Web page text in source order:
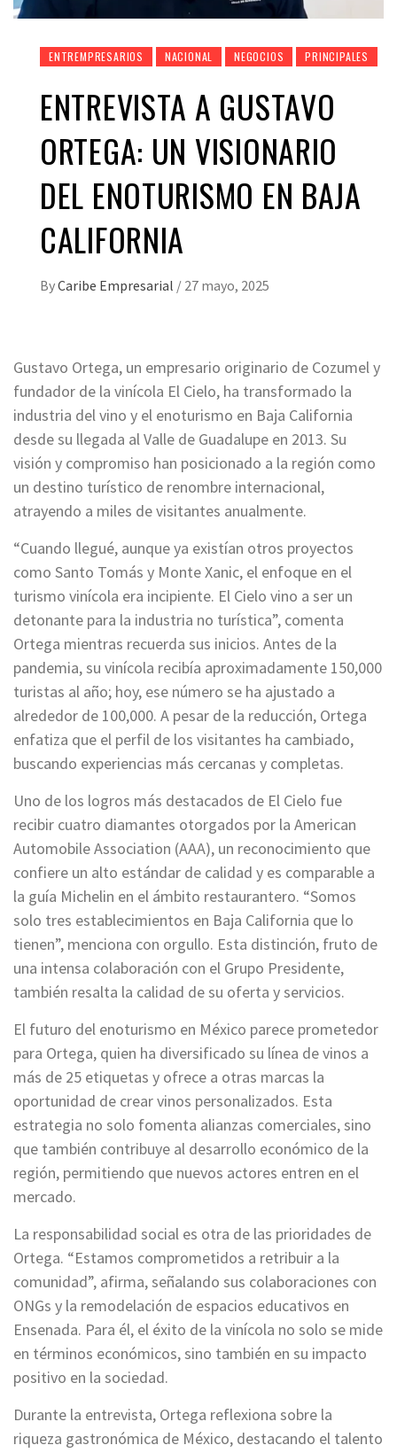
ENTREMPRESARIOS NACIONAL NEGOCIOS PRINCIPALES
ENTREVISTA A GUSTAVO
ORTEGA: UN VISIONARIO
DEL ENOTURISMO EN BAJA
CALIFORNIA
ByCaribe Empresarial / 27 mayo, 2025
Gustavo Ortega, un empresario originario de Cozumel y
fundador de la vinícola El Cielo, ha transformado la
industria del vino y el enoturismo en Baja California
desde su llegada al Valle de Guadalupe en 2013. Su
visión y compromiso han posicionado a la región como
un destino turístico de renombre internacional,
atrayendo a miles de visitantes anualmente.
“Cuando llegué, aunque ya existían otros proyectos
como Santo Tomás y Monte Xanic, el enfoque en el
turismo vinícola era incipiente. El Cielo vino a ser un
detonante para la industria no turística”, comenta
Ortega mientras recuerda sus inicios. Antes de la
pandemia, su vinícola recibía aproximadamente 150,000
turistas al año; hoy, ese número se ha ajustado a
alrededor de 100,000. A pesar de la reducción, Ortega
enfatiza que el perfil de los visitantes ha cambiado,
buscando experiencias más cercanas y completas.
Uno de los logros más destacados de El Cielo fue
recibir cuatro diamantes otorgados por la American
Automobile Association (AAA), un reconocimiento que
confiere un alto estándar de calidad y es comparable a
la guía Michelin en el ámbito restaurantero. “Somos
solo tres establecimientos en Baja California que lo
tienen”, menciona con orgullo. Esta distinción, fruto de
una intensa colaboración con el Grupo Presidente,
también resalta la calidad de su oferta y servicios.
El futuro del enoturismo en México parece prometedor
para Ortega, quien ha diversificado su línea de vinos a
más de 25 etiquetas y ofrece a otras marcas la
oportunidad de crear vinos personalizados. Esta
estrategia no solo fomenta alianzas comerciales, sino
que también contribuye al desarrollo económico de la
región, permitiendo que nuevos actores entren en el
mercado.
La responsabilidad social es otra de las prioridades de
Ortega. “Estamos comprometidos a retribuir a la
comunidad”, afirma, señalando sus colaboraciones con
ONGs y la remodelación de espacios educativos en
Ensenada. Para él, el éxito de la vinícola no solo se mide
en términos económicos, sino también en su impacto
positivo en la sociedad.
Durante la entrevista, Ortega reflexiona sobre la
riqueza gastronómica de México, destacando el talento